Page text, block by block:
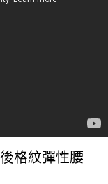
格紋彈性腰